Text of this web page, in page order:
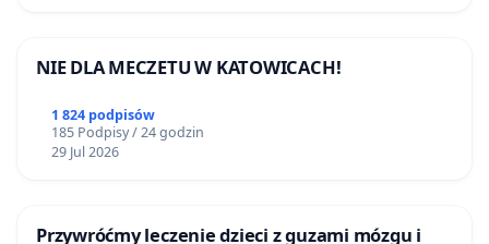
NIE DLA MECZETU W KATOWICACH!
1 824 podpisów
185 Podpisy / 24 godzin
29 Jul 2026
Przywróćmy leczenie dzieci z guzami mózgu i